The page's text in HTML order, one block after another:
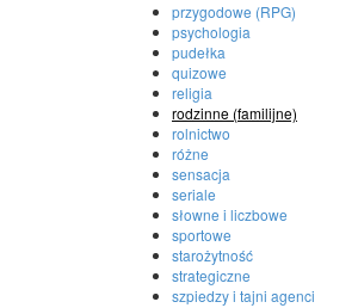
przygodowe (RPG)
psychologia
pudełka
quizowe
religia
rodzinne (familijne)
rolnictwo
różne
sensacja
seriale
słowne i liczbowe
sportowe
starożytność
strategiczne
szpiedzy i tajni agenci